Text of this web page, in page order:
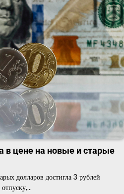
в цене на новые и старые
долларов достигла 3 рублей